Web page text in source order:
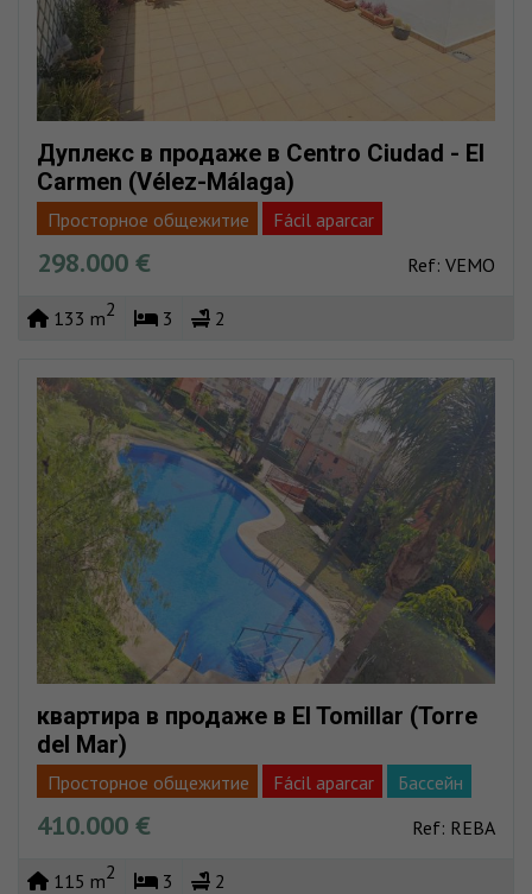
Дуплекс в продаже в Centro Ciudad - El
Carmen (Vélez-Málaga)
Просторное общежитие
Fácil aparcar
Пространство гаража
298.000 € Ref: VEMO
133 m2 3 2
квартира в продаже в El Tomillar (Torre
del Mar)
Просторное общежитие Fácil aparcar
Бассейн
Пул точек зрения
Пространство гаража
410.000 € Ref: REBA
115 m2 3 2